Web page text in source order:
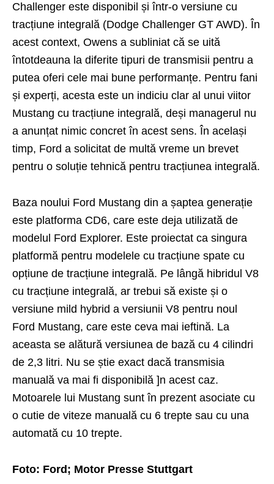
Challenger este disponibil și într-o versiune cu
tracțiune integrală (Dodge Challenger GT AWD). În
acest context, Owens a subliniat că se uită
întotdeauna la diferite tipuri de transmisii pentru a
putea oferi cele mai bune performanțe. Pentru fani
și experți, acesta este un indiciu clar al unui viitor
Mustang cu tracțiune integrală, deși managerul nu
a anunțat nimic concret în acest sens. În același
timp, Ford a solicitat de multă vreme un brevet
pentru o soluție tehnică pentru tracțiunea integrală.
Baza noului Ford Mustang din a șaptea generație
este platforma CD6, care este deja utilizată de
modelul Ford Explorer. Este proiectat ca singura
platformă pentru modelele cu tracțiune spate cu
opțiune de tracțiune integrală. Pe lângă hibridul V8
cu tracțiune integrală, ar trebui să existe și o
versiune mild hybrid a versiunii V8 pentru noul
Ford Mustang, care este ceva mai ieftină. La
aceasta se alătură versiunea de bază cu 4 cilindri
de 2,3 litri. Nu se știe exact dacă transmisia
manuală va mai fi disponibilă ]n acest caz.
Motoarele lui Mustang sunt în prezent asociate cu
o cutie de viteze manuală cu 6 trepte sau cu una
automată cu 10 trepte.
Foto: Ford; Motor Presse Stuttgart